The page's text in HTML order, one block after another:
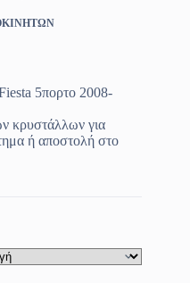
5πορτο 2008-
κρυστάλλων για
ή αποστολή στο